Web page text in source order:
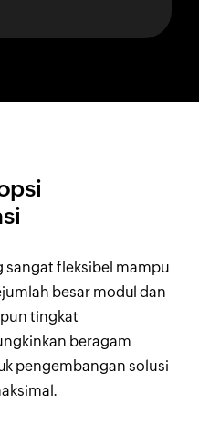
fleksibel mampu
besar modul dan
tingkat
beragam
pengembangan solusi